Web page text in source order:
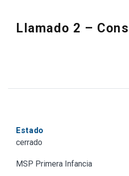
Llamado 2 –
Estado
cerrado
MSP Primera Infancia